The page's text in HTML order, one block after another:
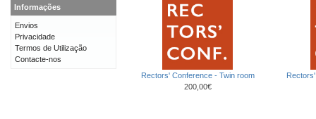
Rectors' Conference - Twin room
200,00€
Informações
Envios
Privacidade
Termos de Utilização
Contacte-nos